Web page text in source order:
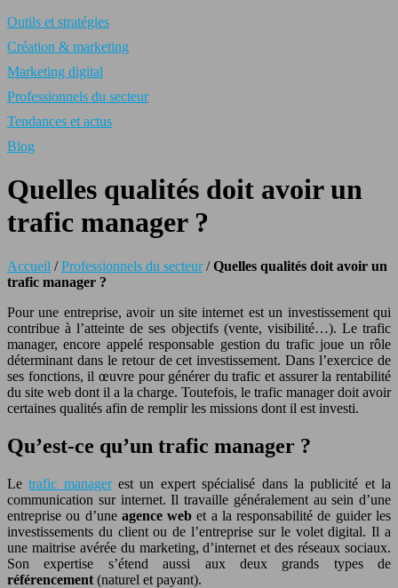
Outils et stratégies
Création & marketing
Marketing digital
Professionnels du secteur
Tendances et actus
Blog
Quelles qualités doit avoir un
trafic manager ?
Accueil /Professionnels du secteur/Quelles qualités doit avoir un
trafic manager ?
Pour une entreprise, avoir un site internet est un investissement qui
contribue à l’atteinte de ses objectifs (vente, visibilité…). Le trafic
manager, encore appelé responsable gestion du trafic joue un rôle
déterminant dans le retour de cet investissement. Dans l’exercice de
ses fonctions, il œuvre pour générer du trafic et assurer la rentabilité
du site web dont il a la charge. Toutefois, le trafic manager doit avoir
certaines qualités afin de remplir les missions dont il est investi.
Qu’est-ce qu’un trafic manager ?
Letrafic managerest un expert spécialisé dans la publicité et la
communication sur internet. Il travaille généralement au sein d’une
entreprise ou d’une agence web et a la responsabilité de guider les
investissements du client ou de l’entreprise sur le volet digital. Il a
une maitrise avérée du marketing, d’internet et des réseaux sociaux.
Son expertise s’étend aussi aux deux grands types de
référencement (naturel et payant).